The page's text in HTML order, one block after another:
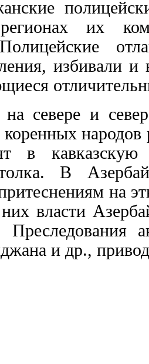
их
избивали
севере и
коренных
в
В
на
власти
Преследования
и др.,